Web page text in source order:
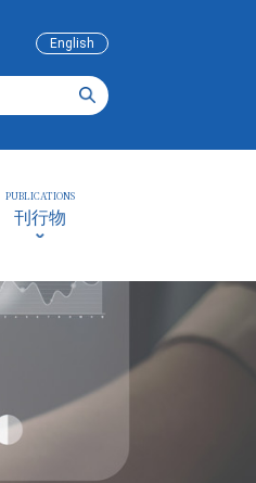
English
PUBLICATIONS
刊行物